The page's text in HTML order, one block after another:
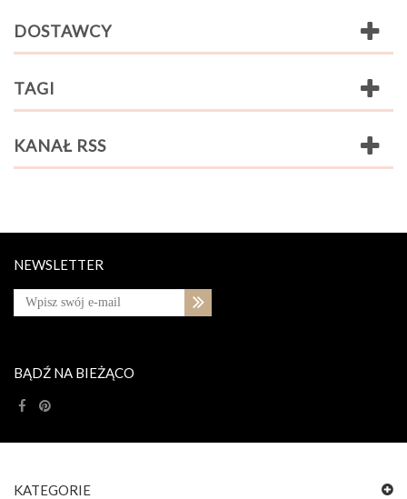
DOSTAWCY
TAGI
KANAŁ RSS
NEWSLETTER
BĄDŹ NA BIEŻĄCO
KATEGORIE